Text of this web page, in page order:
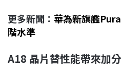
更多新聞： 華為新旗艦
階水準
A18 晶片替性能帶來加分